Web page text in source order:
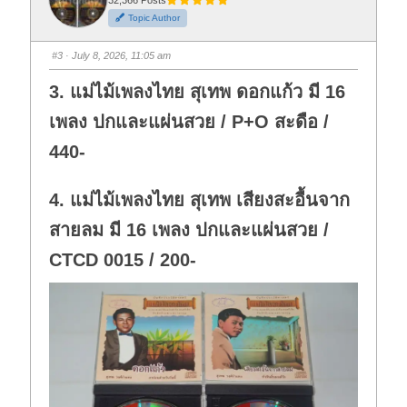
h
u
m
b
d
o
n
h
u
m
b
u
p
Topic Author
#3 · July 8, 2026, 11:05 am
3. แม่ไม้เพลงไทย สุเทพ ดอกแก้ว มี 16
เพลง ปกและแผ่นสวย / P+O สะดือ /
440-
4. แม่ไม้เพลงไทย สุเทพ เสียงสะอื้นจาก
สายลม มี 16 เพลง ปกและแผ่นสวย /
CTCD 0015 / 200-